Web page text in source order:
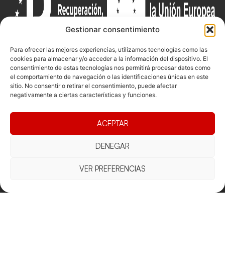
Gestionar consentimiento
Para ofrecer las mejores experiencias, utilizamos tecnologías como las
cookies para almacenar y/o acceder a la información del dispositivo. El
consentimiento de estas tecnologías nos permitirá procesar datos como
el comportamiento de navegación o las identificaciones únicas en este
sitio. No consentir o retirar el consentimiento, puede afectar
negativamente a ciertas características y funciones.
ACEPTAR
DENEGAR
VER PREFERENCIAS
Federació
Competicions
Competiciones
Pista
Competiciones
Vólei neu
Documentacio
Funcionament
Eleccions
Contacte
Carrer de les
16, 5ºC,